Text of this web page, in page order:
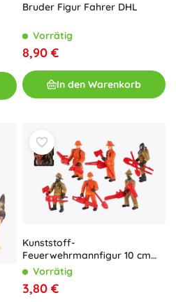
Bruder Figur Fahrer DHL
Vorrätig
8,90 €
In den Warenkorb
Kunststoff-
Feuerwehrmannfigur 10 cm
mit Zubehör
Vorrätig
3,80 €